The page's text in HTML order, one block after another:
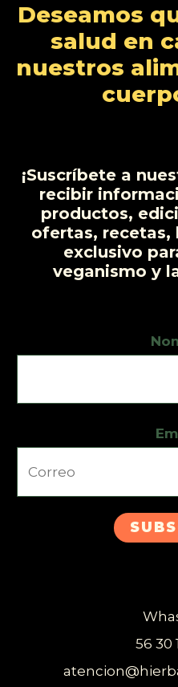
Deseamos
salud en
nuestros
¡Suscríbete a
recibir
productos,
ofertas, recetas,
exclusivo
veganismo y
56 30